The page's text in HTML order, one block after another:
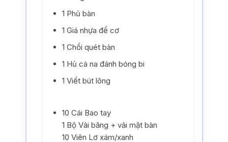
1 Phủ bàn
1 Giá nhựa để cơ
1 Chổi quét bàn
1 Hủ cà na đánh bóng bi
1 Viết bút lông
10 Cái Bao tay
1 Bộ Vải băng + vải mặt bàn
10 Viên Lơ xám/xanh